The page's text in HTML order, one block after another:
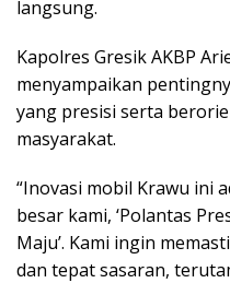
langsung.
Kapolres Gresik AKBP
menyampaikan
yang presisi serta
masyarakat.
“Inovasi mobil Krawu ini
besar kami, ‘Polantas
Maju’. Kami ingin
dan tepat sasaran,